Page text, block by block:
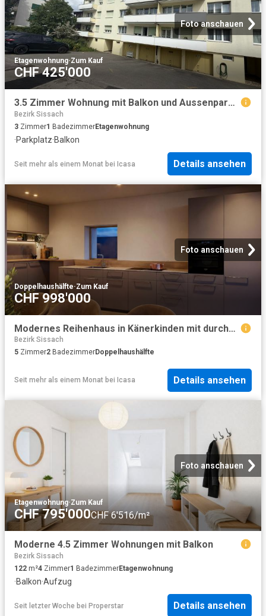
Foto anschauen
Etagenwohnung·Zum Kauf
CHF 425'000
3.5 Zimmer Wohnung mit Balkon und Aussenparkplatz
Bezirk Sissach
3 Zimmer1 BadezimmerEtagenwohnung
·Parkplatz·Balkon
Seit mehr als einem Monat bei Icasa Details ansehen
Foto anschauen
Doppelhaushälfte·Zum Kauf
CHF 998'000
Modernes Reihenhaus in Känerkinden mit durchdachtem Wohnkonzept mit idealer Aussenfläche Haus E
Bezirk Sissach
5 Zimmer2 BadezimmerDoppelhaushälfte
Seit mehr als einem Monat bei Icasa Details ansehen
Foto anschauen
Etagenwohnung·Zum Kauf
CHF 795'000CHF 6'516/m²
Moderne 4.5 Zimmer Wohnungen mit Balkon
Bezirk Sissach
122 m²4 Zimmer1 BadezimmerEtagenwohnung
·Balkon·Aufzug
Seit letzter Woche bei Properstar Details ansehen